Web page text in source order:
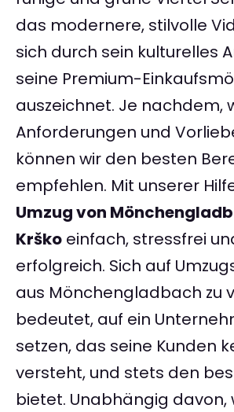
das modernere, stilvolle
sich durch sein kulturelles
seine Premium-
auszeichnet. Je nachdem,
Anforderungen und
können wir den besten
empfehlen. Mit unserer
Umzug von
Krško einfach, stressfrei
erfolgreich. Sich auf
aus Mönchengladbach zu
bedeutet, auf ein
setzen, das seine Kunden
versteht, und stets den
bietet. Unabhängig davon,